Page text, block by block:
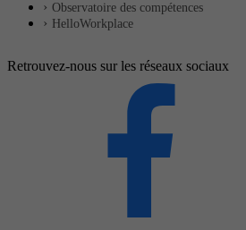
Observatoire des compétences
HelloWorkplace
Retrouvez-nous sur les réseaux sociaux